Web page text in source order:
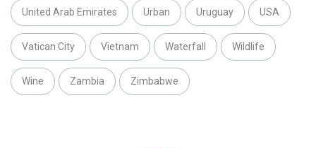
United Arab Emirates Urban Uruguay USA
Vatican City Vietnam Waterfall Wildlife
Wine Zambia Zimbabwe